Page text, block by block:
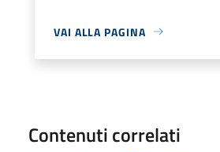
VAI ALLA PAGINA
Contenuti correlati